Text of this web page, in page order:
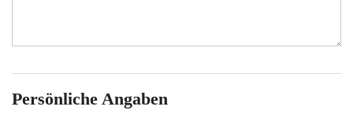
Persönliche Angaben